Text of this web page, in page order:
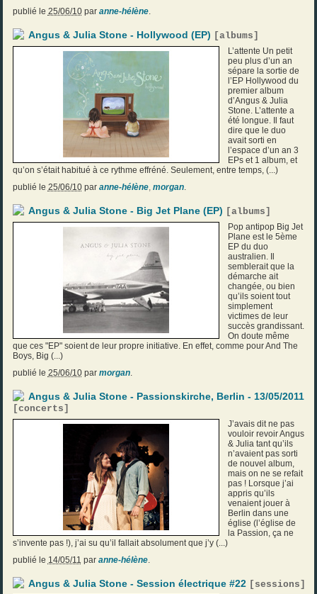
publié le 25/06/10par anne-hélène.
Angus & Julia Stone - Hollywood (EP) [albums ]
L’attente Un petit
peu plus d’un an
sépare la sortie de
l’EP Hollywood du
premier album
d’Angus & Julia
Stone. L’attente a
été longue. Il faut
dire que le duo
avait sorti en
l’espace d’un an 3
EPs et 1 album, et
qu’on s’était habitué à ce rythme effréné. Seulement, entre temps, (...)
publié le 25/06/10par anne-hélène, morgan.
Angus & Julia Stone - Big Jet Plane (EP) [albums ]
Pop antipop Big Jet
Plane est le 5ème
EP du duo
australien. Il
semblerait que la
démarche ait
changée, ou bien
qu’ils soient tout
simplement
victimes de leur
succès grandissant.
On doute même
que ces "EP" soient de leur propre initiative. En effet, comme pour And The
Boys, Big (...)
publié le 25/06/10par morgan.
Angus & Julia Stone - Passionskirche, Berlin - 13/05/2011
[concerts ]
J’avais dit ne pas
vouloir revoir Angus
& Julia tant qu’ils
n’avaient pas sorti
de nouvel album,
mais on ne se refait
pas ! Lorsque j’ai
appris qu’ils
venaient jouer à
Berlin dans une
église (l’église de
la Passion, ça ne
s’invente pas !), j’ai su qu’il fallait absolument que j’y (...)
publié le 14/05/11 par anne-hélène.
Angus & Julia Stone - Session électrique #22 [ sessions ]